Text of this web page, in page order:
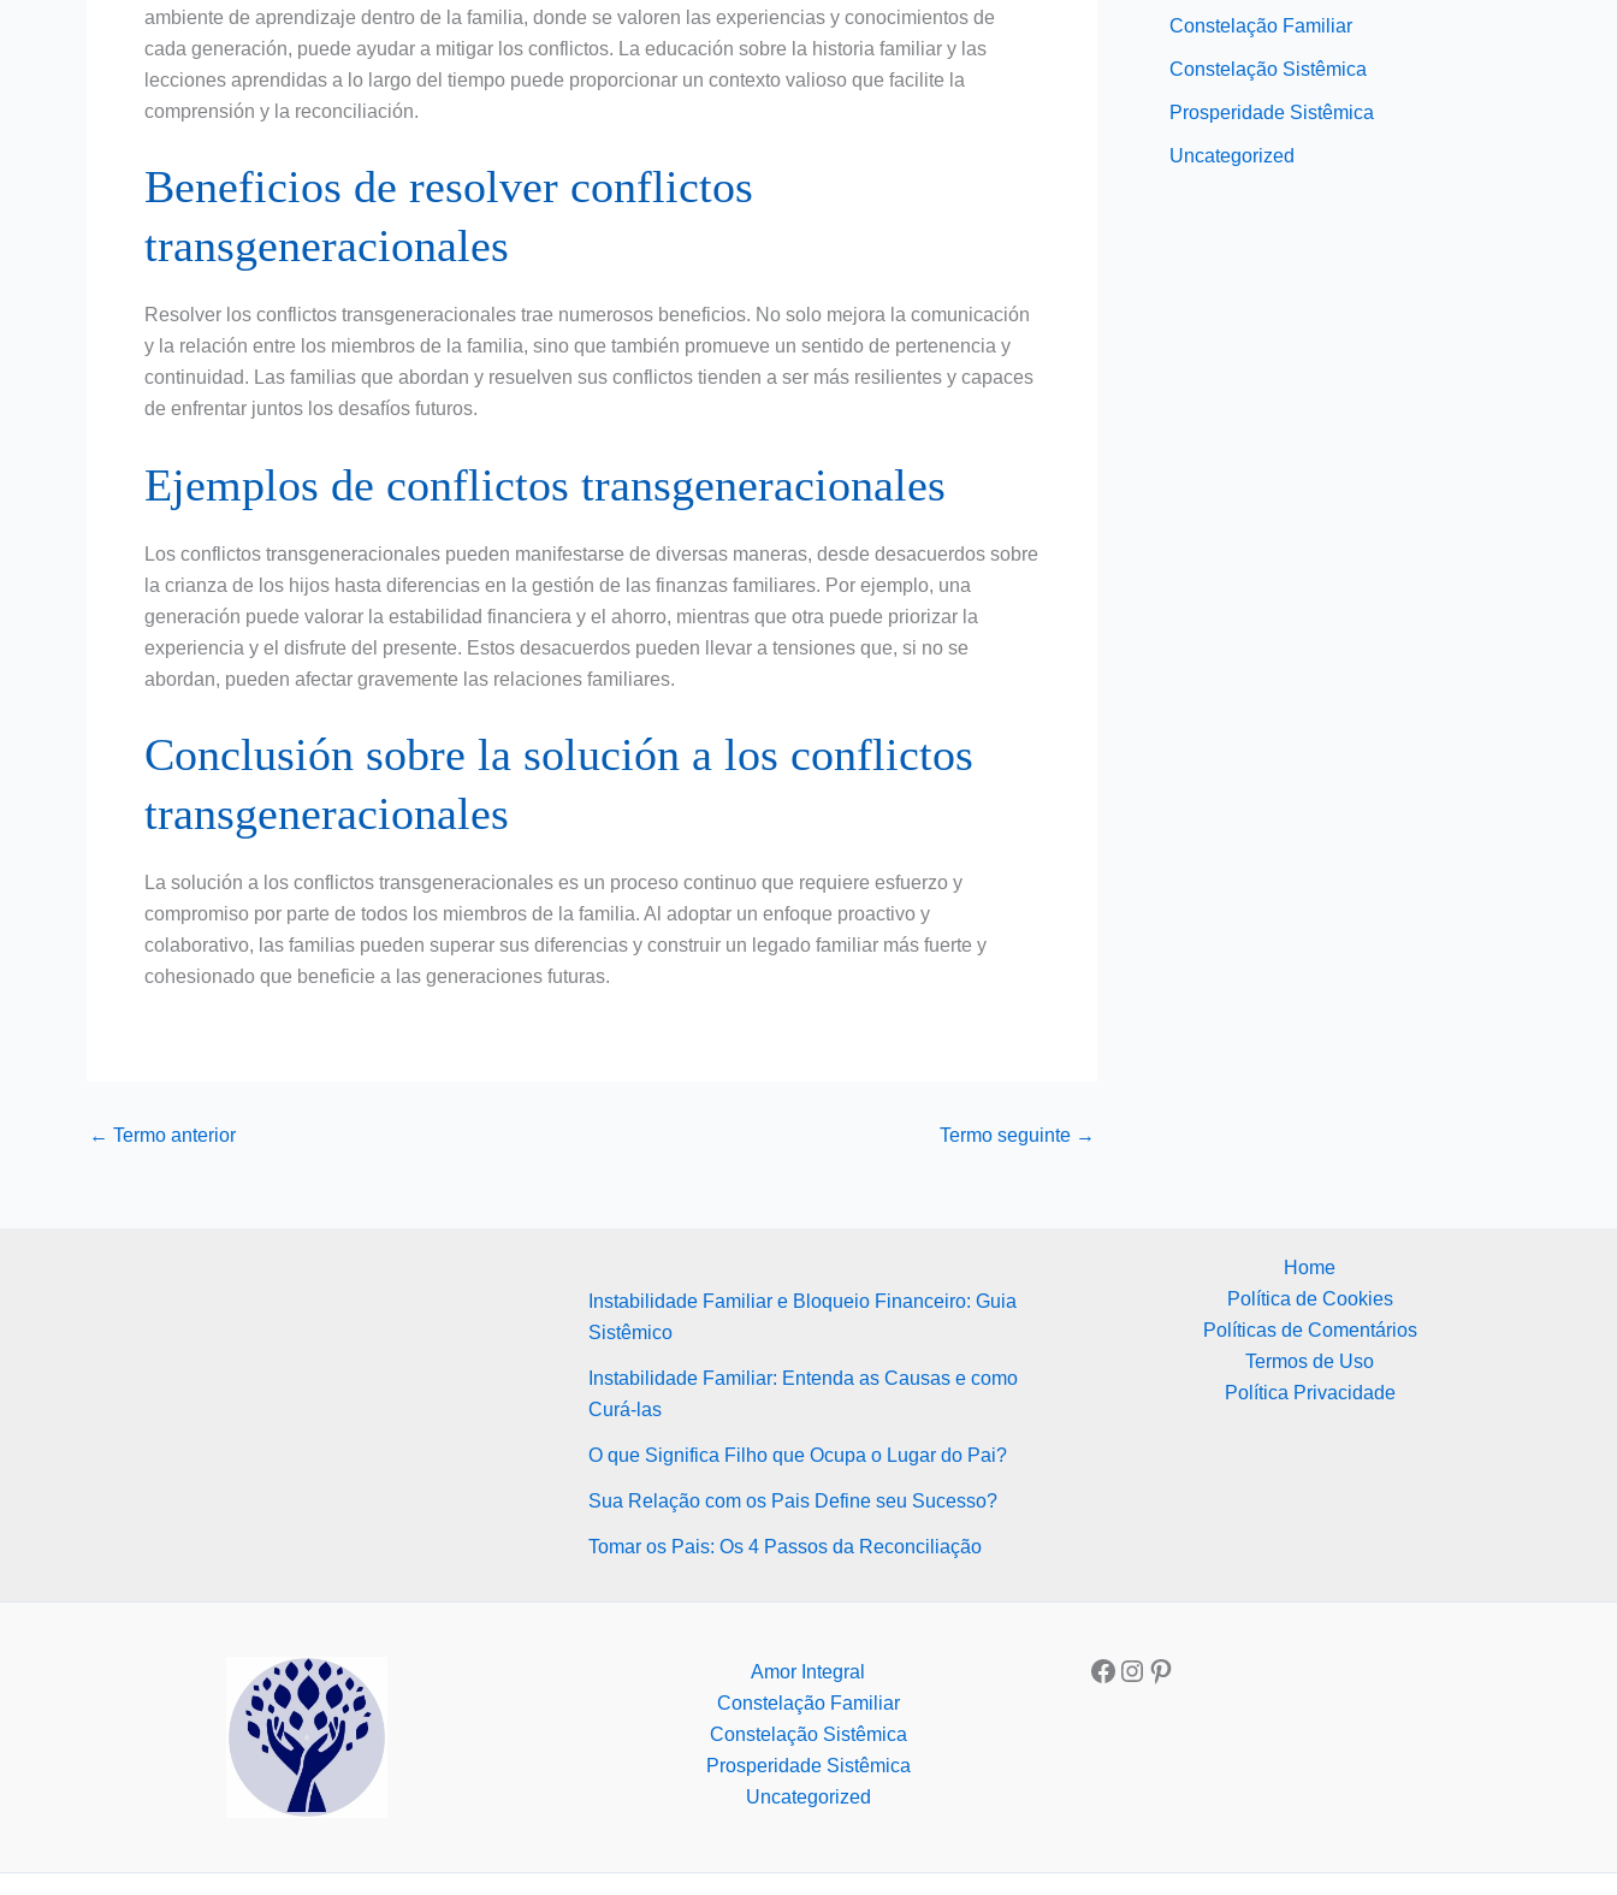
ambiente de aprendizaje dentro de la familia, donde se valoren las experiencias y conocimientos de
cada generación, puede ayudar a mitigar los conflictos. La educación sobre la historia familiar y las
lecciones aprendidas a lo largo del tiempo puede proporcionar un contexto valioso que facilite la
comprensión y la reconciliación.
Beneficios de resolver conflictos
transgeneracionales
Resolver los conflictos transgeneracionales trae numerosos beneficios. No solo mejora la comunicación
y la relación entre los miembros de la familia, sino que también promueve un sentido de pertenencia y
continuidad. Las familias que abordan y resuelven sus conflictos tienden a ser más resilientes y capaces
de enfrentar juntos los desafíos futuros.
Ejemplos de conflictos transgeneracionales
Los conflictos transgeneracionales pueden manifestarse de diversas maneras, desde desacuerdos sobre
la crianza de los hijos hasta diferencias en la gestión de las finanzas familiares. Por ejemplo, una
generación puede valorar la estabilidad financiera y el ahorro, mientras que otra puede priorizar la
experiencia y el disfrute del presente. Estos desacuerdos pueden llevar a tensiones que, si no se
abordan, pueden afectar gravemente las relaciones familiares.
Conclusión sobre la solución a los conflictos
transgeneracionales
La solución a los conflictos transgeneracionales es un proceso continuo que requiere esfuerzo y
compromiso por parte de todos los miembros de la familia. Al adoptar un enfoque proactivo y
colaborativo, las familias pueden superar sus diferencias y construir un legado familiar más fuerte y
cohesionado que beneficie a las generaciones futuras.
← Termo anterior Termo seguinte →
Constelação Familiar
Constelação Sistêmica
Prosperidade Sistêmica
Uncategorized
Instabilidade Familiar e Bloqueio Financeiro: Guia
Sistêmico
Instabilidade Familiar: Entenda as Causas e como
Curá-las
O que Significa Filho que Ocupa o Lugar do Pai?
Sua Relação com os Pais Define seu Sucesso?
Tomar os Pais: Os 4 Passos da Reconciliação
Home
Política de Cookies
Políticas de Comentários
Termos de Uso
Política Privacidade
Amor Integral
Constelação Familiar
Constelação Sistêmica
Prosperidade Sistêmica
Uncategorized